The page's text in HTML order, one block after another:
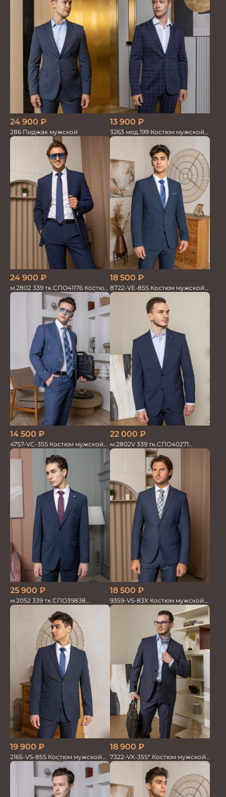
24 900 ₽
286 Пиджак мужской
13 900 ₽
3263 мод.199 Костюм мужской
трикотажный т.син в клетку
24 900 ₽
м.2802 339 тк.СПО41176 Костюм
мужской
18 500 ₽
8722-VE-85S Костюм мужской
двойка
14 500 ₽
4757-VC-35S Костюм мужской
двойка
22 000 ₽
м.2802V 339 тк.СПО40271
Костюм мужской
25 900 ₽
м.2052 339 тк.СПО39838
Костюм мужской
18 500 ₽
9359-VS-83X Костюм мужской
двойка
19 900 ₽
2165-VS-85S Костюм мужской
двойка
18 900 ₽
7322-VX-35S* Костюм мужской
двойка